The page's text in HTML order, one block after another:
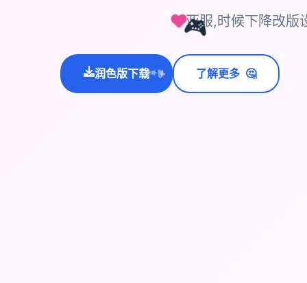
🎮
亚服,时候下降改版
润色版下载
✨⭐💫 了解更多 🤔